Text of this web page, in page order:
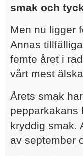
smak och
Men nu ligger
Annas
femte året i
vårt mest
Årets smak
pepparkakans
kryddig smak.
av september